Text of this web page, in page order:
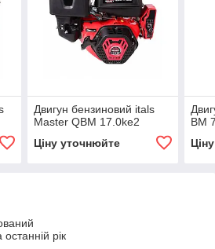
Двигун бензиновий itals
Master QBM 17.0ke2
Ціну уточнюйте
BM
рік